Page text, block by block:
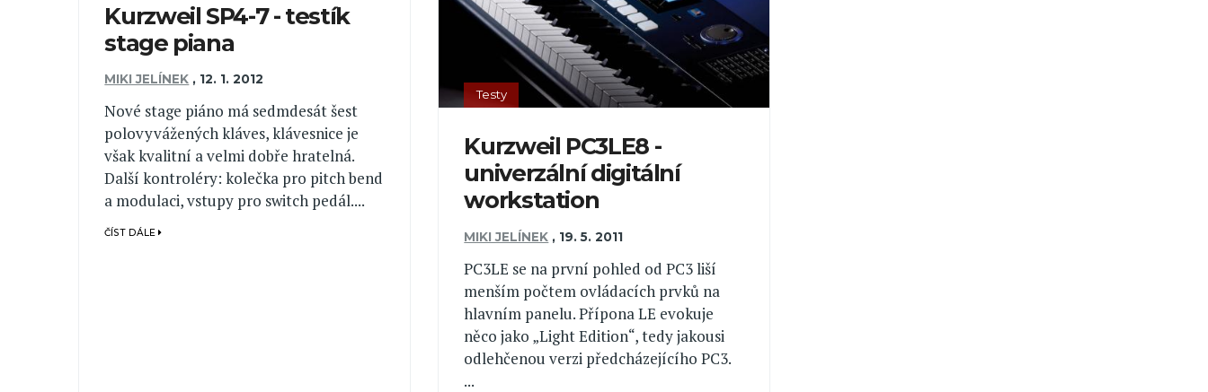
Kurzweil SP4-7 - testík
stage piana
MIKI JELÍNEK , 12. 1. 2012
Nové stage piáno má sedmdesát šest
polovyvážených kláves, klávesnice je
však kvalitní a velmi dobře hratelná.
Další kontroléry: kolečka pro pitch bend
a modulaci, vstupy pro switch pedál....
ČÍST DÁLE
Testy
Kurzweil PC3LE8 -
univerzální digitální
workstation
MIKI JELÍNEK , 19. 5. 2011
PC3LE se na první pohled od PC3 liší
menším počtem ovládacích prvků na
hlavním panelu. Přípona LE evokuje
něco jako „Light Edition“, tedy jakousi
odlehčenou verzi předcházejícího PC3.
...